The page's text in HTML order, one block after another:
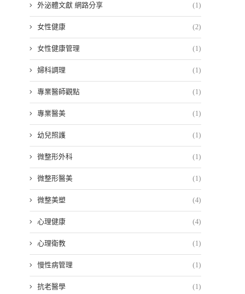
外泌體文獻 網路分享 (1)
女性健康 (2)
女性健康管理 (1)
婦科調理 (1)
專業醫師觀點 (1)
專業醫美 (1)
幼兒照護 (1)
微整形外科 (1)
微整形醫美 (1)
微整美塑 (4)
心理健康 (4)
心理衛教 (1)
慢性病管理 (1)
抗老醫學 (1)